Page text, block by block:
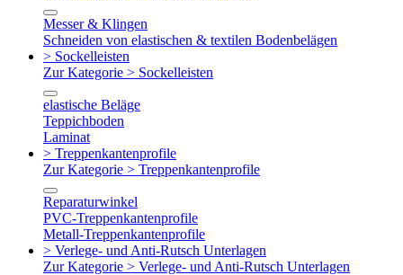
Messer & Klingen
Schneiden von elastischen & textilen Bodenbelägen
> Sockelleisten
Zur Kategorie > Sockelleisten
elastische Beläge
Teppichboden
Laminat
> Treppenkantenprofile
Zur Kategorie > Treppenkantenprofile
Reparaturwinkel
PVC-Treppenkantenprofile
Metall-Treppenkantenprofile
> Verlege- und Anti-Rutsch Unterlagen
Zur Kategorie > Verlege- und Anti-Rutsch Unterlagen